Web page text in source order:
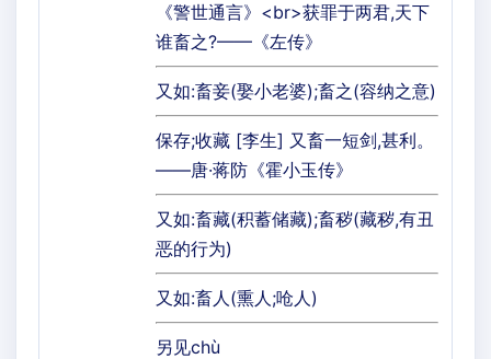
《警世通言》<br>获罪于两君,天下
谁畜之?——《左传》
又如:畜妾(娶小老婆);畜之(容纳之意)
保存;收藏 [李生] 又畜一短剑,甚利。
——唐·蒋防《霍小玉传》
又如:畜藏(积蓄储藏);畜秽(藏秽,有丑
恶的行为)
又如:畜人(熏人;呛人)
另见chù